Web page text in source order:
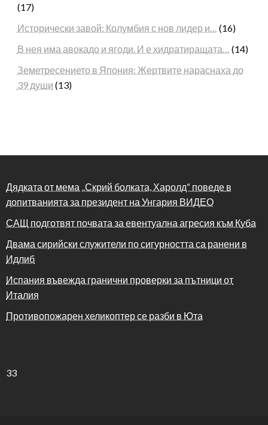
(17)
Исторически завой: Колумбия с нов лидер и… (16)
В нея има авокадо и ягоди. И е хидратиращата… (14)
Земетресението в Япония: Жертвите нараснаха до
39 души (13)
Дядката от мема „Скрий болката, Харолд“ поведе в
допитванията за президент на Унгария ВИДЕО
САЩ подготвят почвата за евентуална агресия към Куба
Двама сирийски служители по сигурността са ранени в
Идлиб
Испания въвежда гранични проверки за пътници от
Италия
Противопожарен хеликоптер се разби в Юта
33